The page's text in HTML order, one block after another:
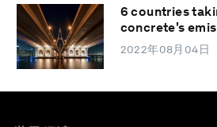
6 countries
concrete's
2022年08月04日